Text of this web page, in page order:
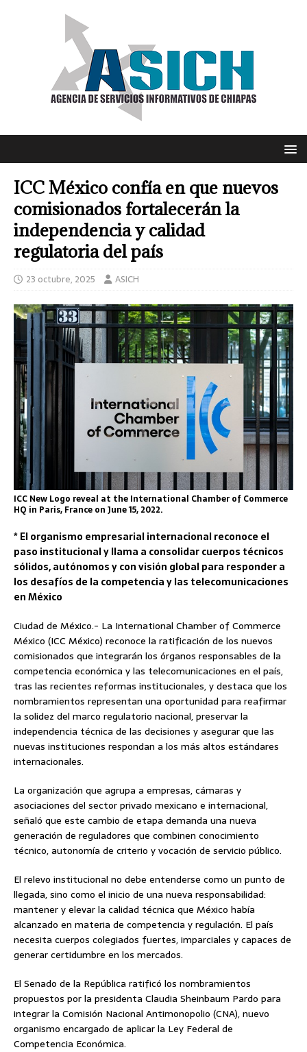
ICC México confía en que nuevos
comisionados fortalecerán la
independencia y calidad
regulatoria del país
23 octubre, 2025 ASICH
ICC New Logo reveal at the International Chamber of Commerce
HQ in Paris, France on June 15, 2022.
* El organismo empresarial internacional reconoce el
paso institucional y llama a consolidar cuerpos técnicos
sólidos, autónomos y con visión global para responder a
los desafíos de la competencia y las telecomunicaciones
en México
Ciudad de México.- La International Chamber of Commerce
México (ICC México) reconoce la ratificación de los nuevos
comisionados que integrarán los órganos responsables de la
competencia económica y las telecomunicaciones en el país,
tras las recientes reformas institucionales, y destaca que los
nombramientos representan una oportunidad para reafirmar
la solidez del marco regulatorio nacional, preservar la
independencia técnica de las decisiones y asegurar que las
nuevas instituciones respondan a los más altos estándares
internacionales.
La organización que agrupa a empresas, cámaras y
asociaciones del sector privado mexicano e internacional,
señaló que este cambio de etapa demanda una nueva
generación de reguladores que combinen conocimiento
técnico, autonomía de criterio y vocación de servicio público.
El relevo institucional no debe entenderse como un punto de
llegada, sino como el inicio de una nueva responsabilidad:
mantener y elevar la calidad técnica que México había
alcanzado en materia de competencia y regulación. El país
necesita cuerpos colegiados fuertes, imparciales y capaces de
generar certidumbre en los mercados.
El Senado de la República ratificó los nombramientos
propuestos por la presidenta Claudia Sheinbaum Pardo para
integrar la Comisión Nacional Antimonopolio (CNA), nuevo
organismo encargado de aplicar la Ley Federal de
Competencia Económica.